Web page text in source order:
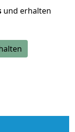
und erhalten